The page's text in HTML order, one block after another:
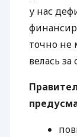
у нас
точно не
велась